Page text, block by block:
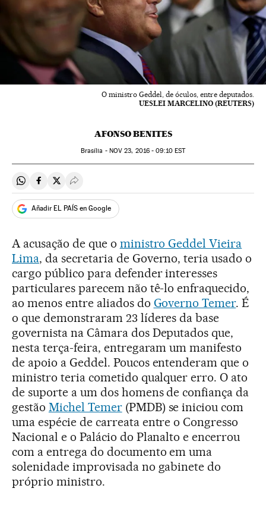
O ministro Geddel, de óculos, entre deputados.
UESLEI MARCELINO (REUTERS)
AFONSO BENITES
Brasília - NOV 23, 2016 - 09:10EST
Compartir en Whatsapp
Compartir en Facebook
Compartir en Twitter
Desplegar Redes Sociales
Añadir EL PAÍS en Google
A acusação de que o ministro Geddel Vieira
Lima, da secretaria de Governo, teria usado o
cargo público para defender interesses
particulares parecem não tê-lo enfraquecido,
ao menos entre aliados do Governo Temer. É
o que demonstraram 23 líderes da base
governista na Câmara dos Deputados que,
nesta terça-feira, entregaram um manifesto
de apoio a Geddel. Poucos entenderam que o
ministro teria cometido qualquer erro. O ato
de suporte a um dos homens de confiança da
gestão Michel Temer(PMDB) se iniciou com
uma espécie de carreata entre o Congresso
Nacional e o Palácio do Planalto e encerrou
com a entrega do documento em uma
solenidade improvisada no gabinete do
próprio ministro.